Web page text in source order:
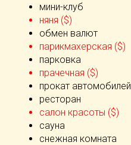
мини-клуб
няня ($)
обмен валют
парикмахерская ($)
парковка
прачечная ($)
прокат автомобилей
ресторан
салон красоты ($)
сауна
снежная комната